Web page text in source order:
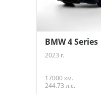
BMW 4 Series
2023 г.
17000 км.
244.73 л.с.